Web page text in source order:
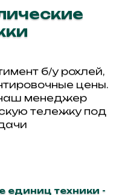
б/у рохлей,
цены.
наш менеджер
тележку под
единиц техники -